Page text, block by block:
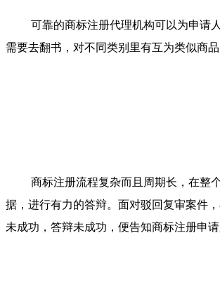
可靠的商标注册代理机构可以为申请
需要去翻书，对不同类别里有互为类似商
商标注册流程复杂而且周期长，在整
据，进行有力的答辩。面对驳回复审案件
未成功，答辩未成功，便告知商标注册申